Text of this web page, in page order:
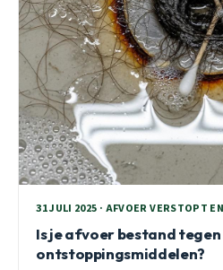
31 JULI 2025 · AFVOER VERSTOPT
Is je afvoer bestand tegen
ontstoppingsmiddelen?